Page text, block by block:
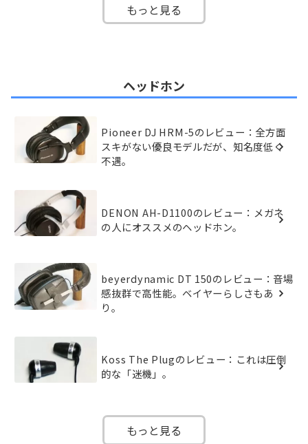
もっと見る
ヘッドホン
Pioneer DJ HRM-5のレビュー：全方面
スキがない優良モデルだが、知名度低く
不遇。
DENON AH-D1100のレビュー：メガネ
の人にオススメのヘッドホン。
beyerdynamic DT 150のレビュー：音場
感抜群で高性能。ベイヤーらしさもあ
り。
Koss The Plugのレビュー：これは圧倒
的な「迷機」。
もっと見る